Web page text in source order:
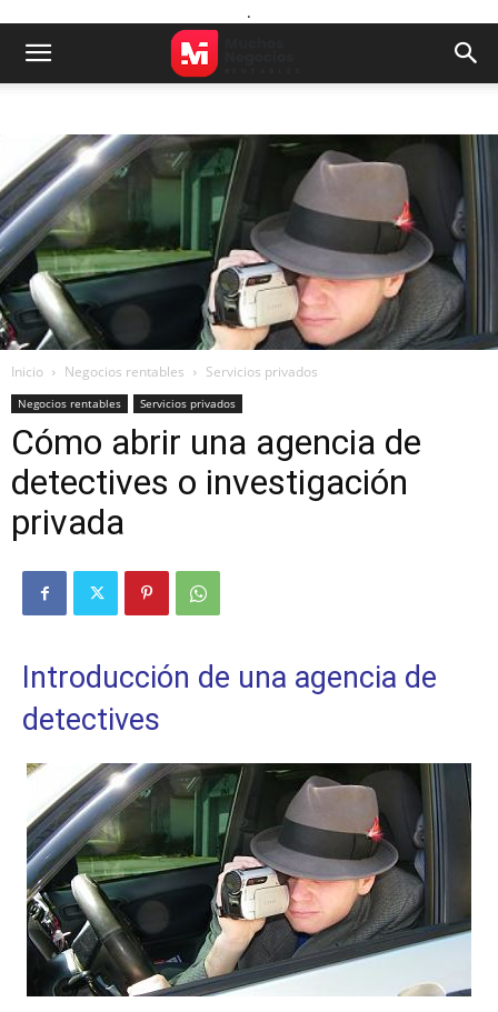
.
Inicio Negocios rentables Servicios privados
Negocios rentables Servicios privados
Cómo abrir una agencia de
detectives o investigación
privada
Introducción de una agencia de
detectives